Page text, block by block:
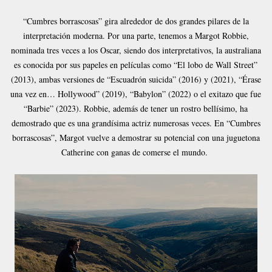
“Cumbres borrascosas” gira alrededor de dos grandes pilares de la
interpretación moderna. Por una parte, tenemos a Margot Robbie,
nominada tres veces a los Oscar, siendo dos interpretativos, la australiana
es conocida por sus papeles en películas como “El lobo de Wall Street”
(2013), ambas versiones de “Escuadrón suicida” (2016) y (2021), “Érase
una vez en… Hollywood” (2019), “Babylon” (2022) o el exitazo que fue
“Barbie” (2023). Robbie, además de tener un rostro bellísimo, ha
demostrado que es una grandísima actriz numerosas veces. En “Cumbres
borrascosas”, Margot vuelve a demostrar su potencial con una juguetona
Catherine con ganas de comerse el mundo.